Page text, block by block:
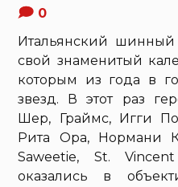
0
Итальянский шинный
свой знаменитый
которым из года в
звезд. В этот раз
Шер, Граймс, Игги
Рита Ора, Нормани
Saweetie, St.
оказались в